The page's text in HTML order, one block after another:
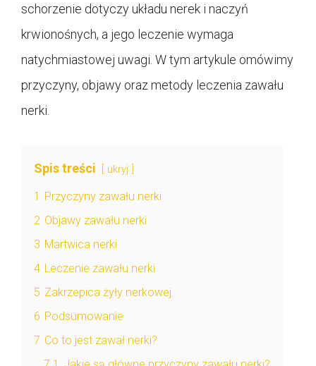
schorzenie dotyczy układu nerek i naczyń
krwionośnych, a jego leczenie wymaga
natychmiastowej uwagi. W tym artykule omówimy
przyczyny, objawy oraz metody leczenia zawału
nerki.
Spis treści ukryj
1 Przyczyny zawału nerki
2 Objawy zawału nerki
3 Martwica nerki
4 Leczenie zawału nerki
5 Zakrzepica żyły nerkowej
6 Podsumowanie
7 Co to jest zawał nerki?